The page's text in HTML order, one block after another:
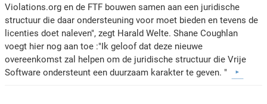
Violations.org en de FTF bouwen samen aan een juridische
structuur die daar ondersteuning voor moet bieden en tevens de
licenties doet naleven", zegt Harald Welte. Shane Coughlan
voegt hier nog aan toe :"Ik geloof dat deze nieuwe
overeenkomst zal helpen om de juridische structuur die Vrije
Software ondersteunt een duurzaam karakter te geven. "